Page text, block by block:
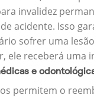
invalidez
acidente. Isso
sofrer uma
ele receberá uma
e
permitem o